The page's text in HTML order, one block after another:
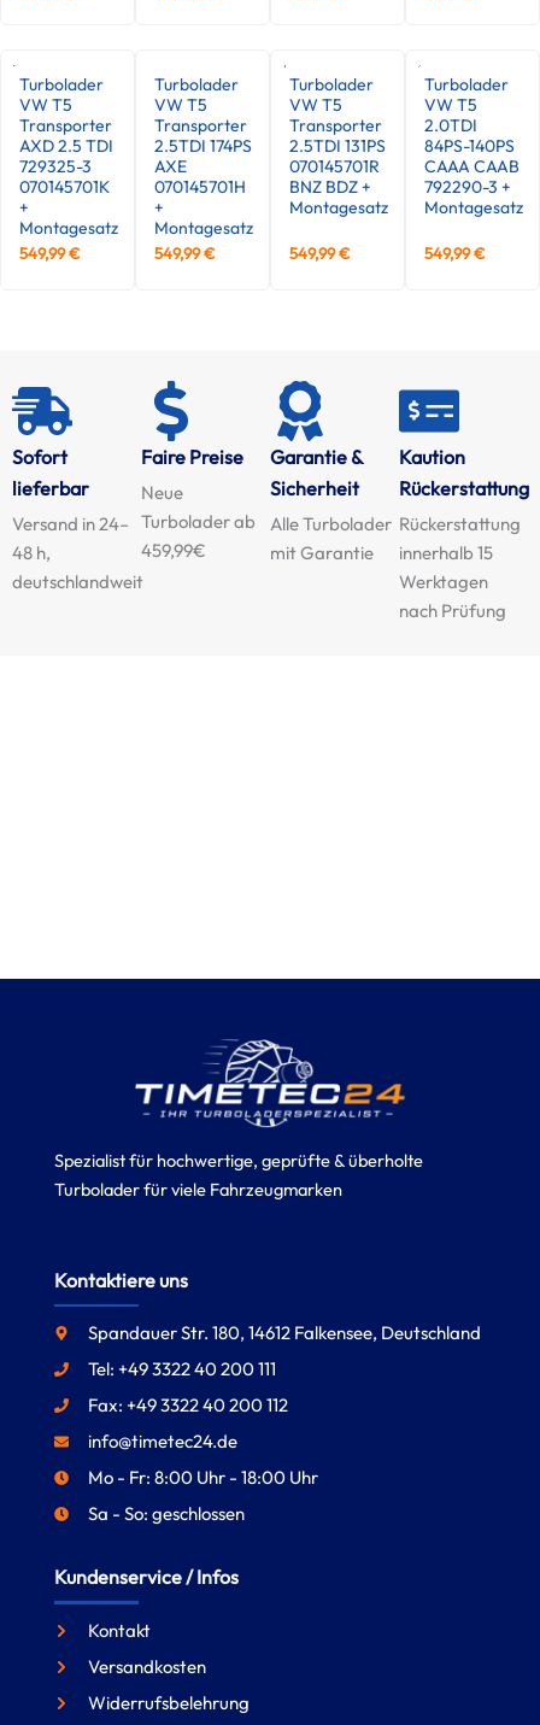
Turbolader
VW T5
Transporter
AXD 2.5 TDI
729325-3
070145701K
+
Montagesatz
549,99€
Turbolader
VW T5
Transporter
2.5TDI 174PS
AXE
070145701H
+
Montagesatz
549,99€
Turbolader
VW T5
Transporter
2.5TDI 131PS
070145701R
BNZ BDZ +
Montagesatz
549,99€
Turbolader
VW T5
2.0TDI
84PS-140PS
CAAA CAAB
792290-3 +
Montagesatz
549,99€
Sofort
lieferbar
Versand in 24–
48 h,
deutschlandweit
Faire Preise
Neue
Turbolader ab
459,99€
Garantie &
Sicherheit
Alle Turbolader
mit Garantie
Kaution
Rückerstattung
Rückerstattung
innerhalb 15
Werktagen
nach Prüfung
Spezialist für hochwertige, geprüfte & überholte
Turbolader für viele Fahrzeugmarken
Kontaktiere uns
Spandauer Str. 180, 14612 Falkensee, Deutschland
Tel: +49 3322 40 200 111
Fax: +49 3322 40 200 112
info@timetec24.de
Mo - Fr: 8:00 Uhr - 18:00 Uhr
Sa - So: geschlossen
Kundenservice / Infos
Kontakt
Versandkosten
Widerrufsbelehrung